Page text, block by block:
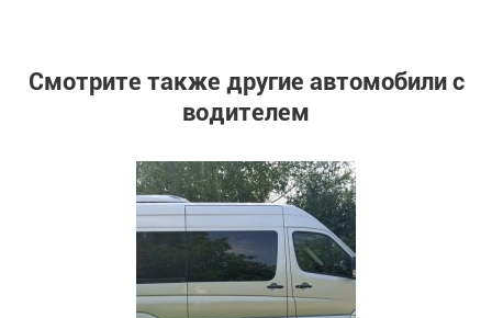
Смотрите также другие автомобили с
водителем